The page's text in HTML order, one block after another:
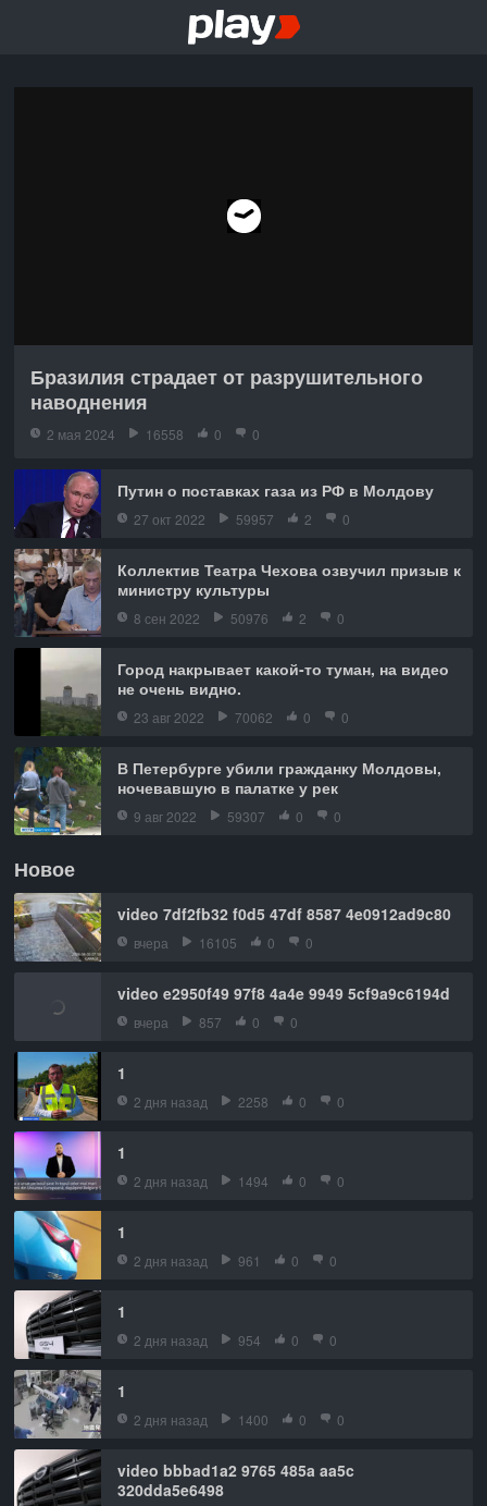
Бразилия страдает от разрушительного
наводнения
2 мая 2024 16558 0 0
Путин о поставках газа из РФ в Молдову
27 окт 2022 59957 2 0
Коллектив Театра Чехова озвучил призыв к
министру культуры
8 сен 2022 50976 2 0
Город накрывает какой-то туман, на видео
не очень видно.
23 авг 2022 70062 0 0
В Петербурге убили гражданку Молдовы,
ночевавшую в палатке у рек
9 авг 2022 59307 0 0
Новое
video 7df2fb32 f0d5 47df 8587 4e0912ad9c80
вчера 16105 0 0
video e2950f49 97f8 4a4e 9949 5cf9a9c6194d
вчера 857 0 0
1
2 дня назад 2258 0 0
1
2 дня назад 1494 0 0
1
2 дня назад 961 0 0
1
2 дня назад 954 0 0
1
2 дня назад 1400 0 0
video bbbad1a2 9765 485a aa5c
320dda5e6498